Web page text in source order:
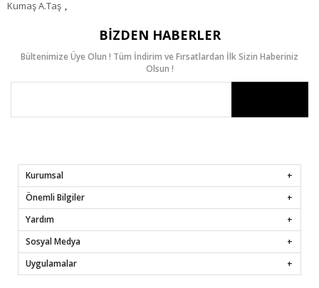
Kumaş A.Taş ,
BIZDEN HABERLER
Bültenimize Üye Olun ! Tüm İndirim ve Fırsatlardan İlk Sizin Haberiniz
Olsun !
Kurumsal
Önemli Bilgiler
Yardım
Sosyal Medya
Uygulamalar